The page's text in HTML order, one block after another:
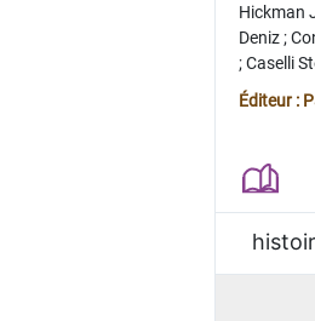
Hickman
Deniz;
;Caselli
Juan
Éditeur :